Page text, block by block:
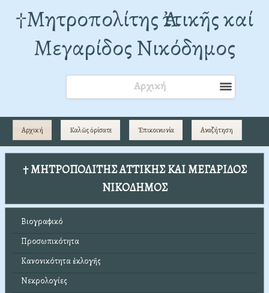
†Mητροπολίτης Ἀττικῆς καί
Μεγαρίδος Νικόδημος
Αρχική
Αρχική Καλῶς ὁρίσατε Ἐπικοινωνία Αναζήτηση
† ΜΗΤΡΟΠΟΛΙΤΗΣ ΑΤΤΙΚΗΣ ΚΑΙ ΜΕΓΑΡΙΔΟΣ
ΝΙΚΟΔΗΜΟΣ
Βιογραφικό
Προσωπικότητα
Κανονικότητα ἐκλογῆς
Νεκρολογίες